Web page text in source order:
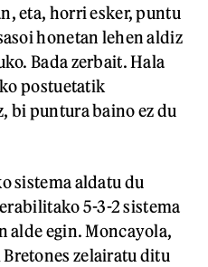
eta, horri esker, puntu
honetan lehen aldiz
Bada zerbait. Hala
postuetatik
bi puntura baino ez du
sistema aldatu du
5-3-2 sistema
alde egin. Moncayola,
zelairatu ditu